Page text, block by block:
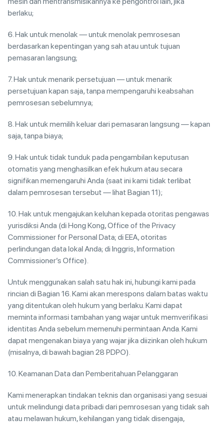
berlaku;
6. Hak untuk menolak — untuk menolak pemrosesan
berdasarkan kepentingan yang sah atau untuk tujuan
pemasaran langsung;
7. Hak untuk menarik persetujuan — untuk menarik
persetujuan kapan saja, tanpa mempengaruhi keabsahan
pemrosesan sebelumnya;
8. Hak untuk memilih keluar dari pemasaran langsung — kapan
saja, tanpa biaya;
9. Hak untuk tidak tunduk pada pengambilan keputusan
otomatis yang menghasilkan efek hukum atau secara
signifikan memengaruhi Anda (saat ini kami tidak terlibat
dalam pemrosesan tersebut — lihat Bagian 11);
10. Hak untuk mengajukan keluhan kepada otoritas pengawas
yurisdiksi Anda (di Hong Kong, Office of the Privacy
Commissioner for Personal Data; di EEA, otoritas
perlindungan data lokal Anda; di Inggris, Information
Commissioner’s Office).
Untuk menggunakan salah satu hak ini, hubungi kami pada
rincian di Bagian 16. Kami akan merespons dalam batas waktu
yang ditentukan oleh hukum yang berlaku. Kami dapat
meminta informasi tambahan yang wajar untuk memverifikasi
identitas Anda sebelum memenuhi permintaan Anda. Kami
dapat mengenakan biaya yang wajar jika diizinkan oleh hukum
(misalnya, di bawah bagian 28 PDPO).
10. Keamanan Data dan Pemberitahuan Pelanggaran
Kami menerapkan tindakan teknis dan organisasi yang sesuai
untuk melindungi data pribadi dari pemrosesan yang tidak sah
atau melawan hukum, kehilangan yang tidak disengaja,